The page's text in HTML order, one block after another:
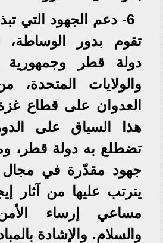
6- دعم الجهود التي
تقوم بدور الوساطة،
دولة قطر وجمهورية
والولايات
العدوان على قطاع
هذا السياق على
تضطلع به دولة قطر،
جهود مقدّرة في مجال
يترتب عليها من آثار
مساعي إرساء الأمن
والسلام. والإشادة